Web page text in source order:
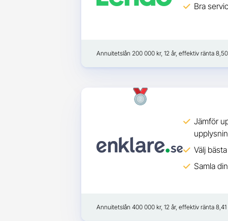
Bra
Annuitetslån 200 000 kr, 12 år, effektiv ränta
Jämför
Välj
Samla
Annuitetslån 400 000 kr, 12 år, effektiv ränta